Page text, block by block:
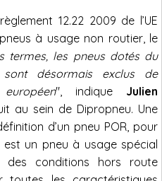
12.22 2009 de l’UE
à usage non routier, le
termes, les pneus dotés du
désormais exclus de
", indique Julien
au sein de Dipropneu. Une
d’un pneu POR, pour
un pneu à usage spécial
des conditions hors route